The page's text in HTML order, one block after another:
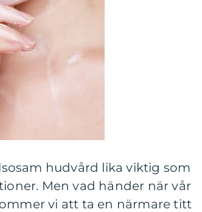
hudvård lika viktig som
Men vad händer när vår
vi att ta en närmare titt